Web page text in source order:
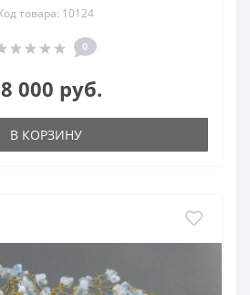
товара: 10124
0
000 руб.
В КОРЗИНУ